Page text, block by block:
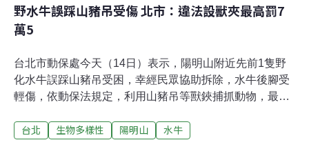
野水牛誤踩山豬吊受傷 北市：違法設獸夾最高罰7
萬5
台北市動保處今天（14日）表示，陽明山附近先前1隻野
化水牛誤踩山豬吊受困，幸經民眾協助拆除，水牛後腳受
輕傷，依動保法規定，利用山豬吊等獸鋏捕抓動物，最高
出，士林區平等里附近菜園日前發生1隻野化水牛因誤踩
台北 生物多樣性 陽明山 水牛